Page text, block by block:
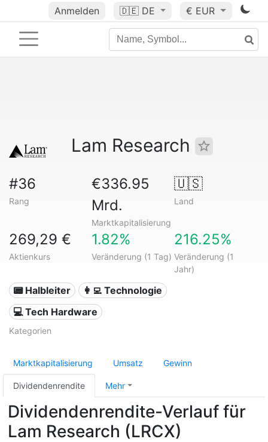
Anmelden 🇩🇪 DE € EUR
Lam Research
#36
Rang
€336.95
Mrd.
Marktkapitalisierung
🇺🇸
Land
269,29 €
Aktienkurs
1.82%
Veränderung (1 Tag)
216.25%
Veränderung (1
Jahr)
📟 Halbleiter
👩‍💻 Technologie
💻 Tech Hardware
Kategorien
Marktkapitalisierung Umsatz Gewinn
Dividendenrendite Mehr
Dividendenrendite-Verlauf für
Lam Research (LRCX)